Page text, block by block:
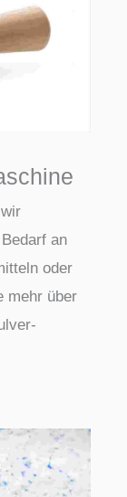
an
oder
mehr über